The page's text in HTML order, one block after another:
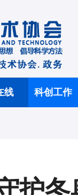
线 科创工作